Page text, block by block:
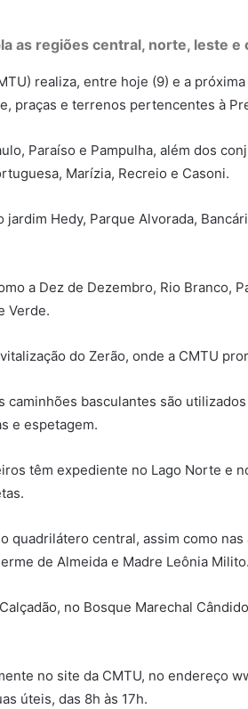
as regiões central, norte, leste e
realiza, entre hoje (9) e a
praças e terrenos pertencentes à
Paraíso e Pampulha, além dos
Marízia, Recreio e Casoni.
Hedy, Parque Alvorada,
a Dez de Dezembro, Rio
Verde.
do Zerão, onde a CMTU
caminhões basculantes são
e espetagem.
têm expediente no Lago Norte
quadrilátero central, assim como
de Almeida e Madre Leônia Milito.
no Bosque Marechal
no site da CMTU, no endereço
úteis, das 8h às 17h.